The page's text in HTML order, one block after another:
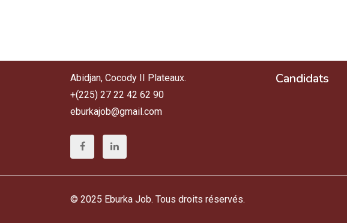
Abidjan, Cocody II Plateaux.
+(225) 27 22 42 62 90
eburkajob@gmail.com
Candidats
© 2025 Eburka Job. Tous droits réservés.